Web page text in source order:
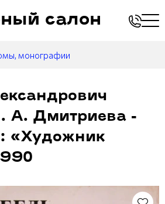
салон
монографии
А. Дмитриева -
«Художник